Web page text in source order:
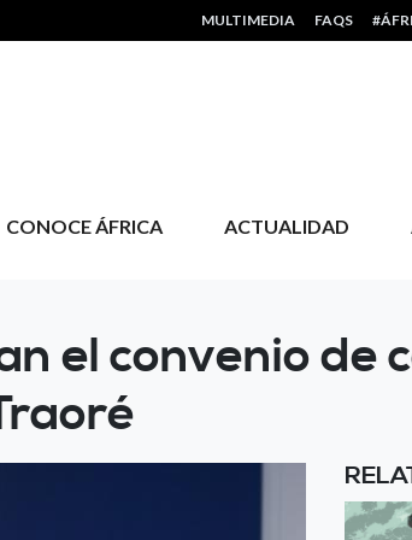
HEADER MENU
MULTIMEDIA FAQS
CONOCE ÁFRICA ACTUALIDAD
el convenio de